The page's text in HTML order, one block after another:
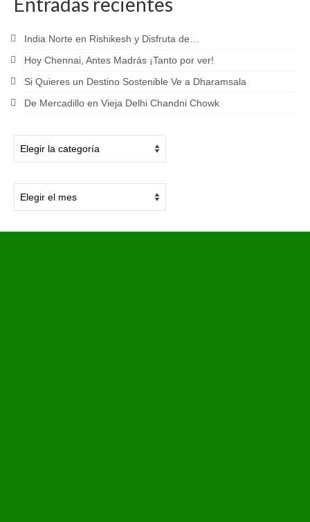
India Norte en Rishikesh y Disfruta de…
Hoy Chennai, Antes Madrás ¡Tanto por ver!
Si Quieres un Destino Sostenible Ve a Dharamsala
De Mercadillo en Vieja Delhi Chandni Chowk